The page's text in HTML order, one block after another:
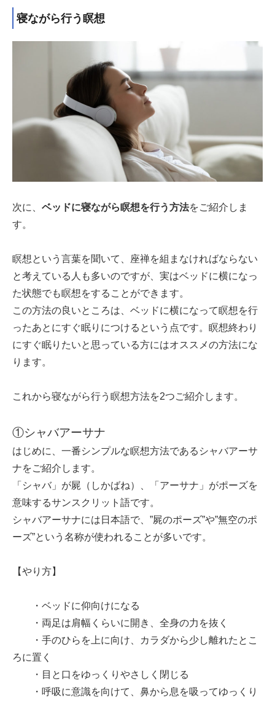
寝ながら行う瞑想
次に、 ベッドに寝ながら瞑想を行う方法をご紹介しま
す。
瞑想という言葉を聞いて、座禅を組まなければならない
と考えている人も多いのですが、実はベッドに横になっ
た状態でも瞑想をすることができます。
この方法の良いところは、ベッドに横になって瞑想を行
ったあとにすぐ眠りにつけるという点です。瞑想終わり
にすぐ眠りたいと思っている方にはオススメの方法にな
ります。
これから寝ながら行う瞑想方法を2つご紹介します。
①シャバアーサナ
はじめに、一番シンプルな瞑想方法であるシャバアーサ
ナをご紹介します。
「シャバ」が屍（しかばね）、「アーサナ」がポーズを
意味するサンスクリット語です。
シャバアーサナには日本語で、”屍のポーズ”や”無空のポ
ーズ”という名称が使われることが多いです。
【やり方】
・ベッドに仰向けになる
・両足は肩幅くらいに開き、全身の力を抜く
・手のひらを上に向け、カラダから少し離れたとこ
ろに置く
・目と口をゆっくりやさしく閉じる
・呼吸に意識を向けて、鼻から息を吸ってゆっくり